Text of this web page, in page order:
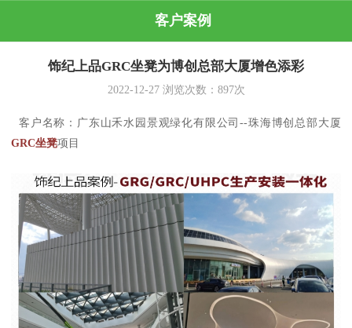
客户案例
饰纪上品GRC坐凳为博创总部大厦增色添彩
2022-12-27浏览次数： 897次
客户名称：广东山禾水园景观绿化有限公司--珠海博创总部大厦
GRC坐凳项目